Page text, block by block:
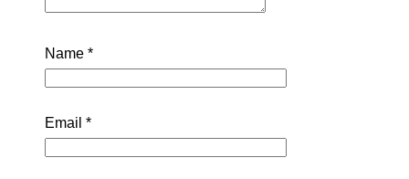
Name *
Email *